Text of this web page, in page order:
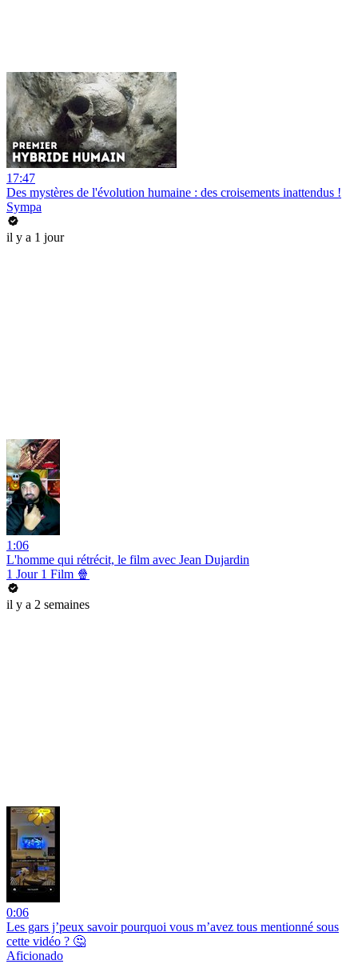
17:47
Des mystères de l'évolution humaine : des croisements inattendus !
Sympa
il y a 1 jour
1:06
L'homme qui rétrécit, le film avec Jean Dujardin
1 Jour 1 Film 🍿
il y a 2 semaines
0:06
Les gars j’peux savoir pourquoi vous m’avez tous mentionné sous
cette vidéo ? 🤔
Aficionado